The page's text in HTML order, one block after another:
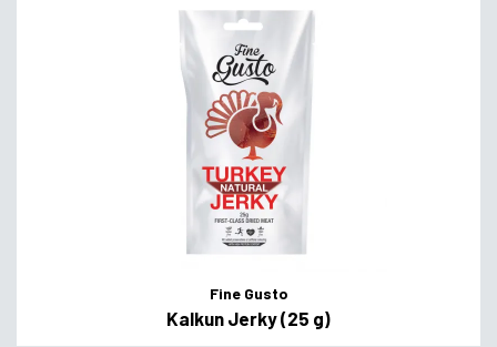
Fine Gusto
Kalkun Jerky (25 g)